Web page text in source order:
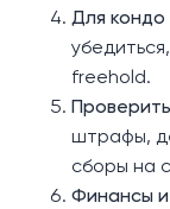
Для кондо
freehold.
штрафы,
сборы на
Финансы